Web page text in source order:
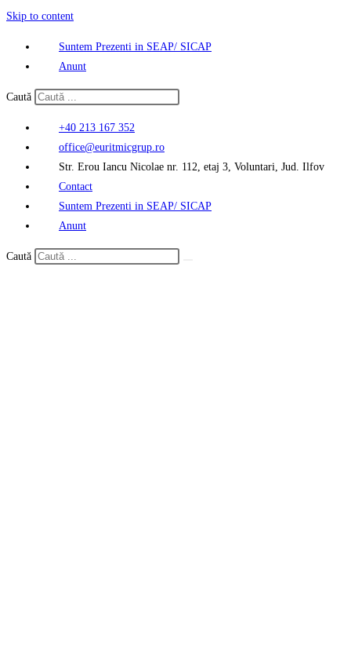
Skip to content
Suntem Prezenti in SEAP/ SICAP
Anunt
Caută
+40 213 167 352
office@euritmicgrup.ro
Str. Erou Iancu Nicolae nr. 112, etaj 3, Voluntari, Jud. Ilfov
Contact
Suntem Prezenti in SEAP/ SICAP
Anunt
Caută